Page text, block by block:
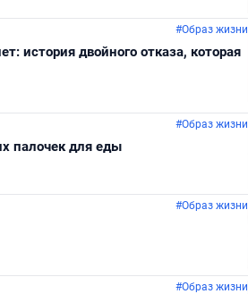
#Образ жизни
история двойного отказа, которая
#Образ жизни
палочек для еды
#Образ жизни
#Образ жизни